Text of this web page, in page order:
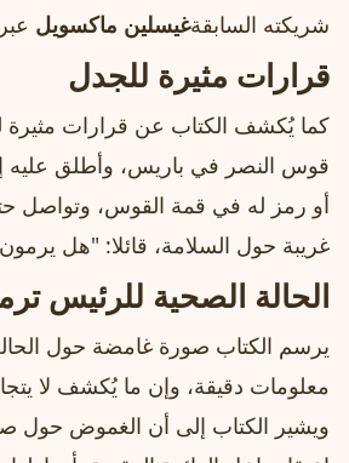
شريكته السابقةغيسلين ماكسويل
قرارات مثيرة للجدل
كما يُكشف الكتاب عن قرارات
قوس النصر في باريس، وأطلق عليه
أو رمز له في قمة القوس، وتواصل
غريبة حول السلامة، قائلا: "هل
الحالة الصحية للرئيس
يرسم الكتاب صورة غامضة حول